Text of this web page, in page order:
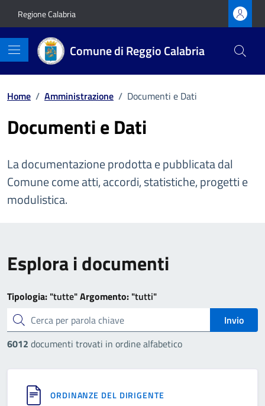
Regione Calabria
Comune di Reggio Calabria
Home / Amministrazione / Documenti e Dati
Documenti e Dati
La documentazione prodotta e pubblicata dal
Comune come atti, accordi, statistiche, progetti e
modulistica.
Esplora i documenti
Tipologia: "tutte"Argomento: "tutti"
cerca
Invio
6012 documenti trovati in ordine alfabetico
ORDINANZE DEL DIRIGENTE